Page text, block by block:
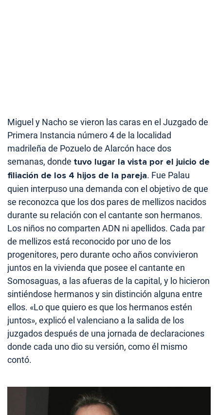
Miguel y Nacho se vieron las caras en el Juzgado de
Primera Instancia número 4 de la localidad
madrileña de Pozuelo de Alarcón hace dos
semanas, donde tuvo lugar la vista por el juicio de
filiación de los 4 hijos de la pareja. Fue Palau
quien interpuso una demanda con el objetivo de que
se reconozca que los dos pares de mellizos nacidos
durante su relación con el cantante son hermanos.
Los niños no comparten ADN ni apellidos. Cada par
de mellizos está reconocido por uno de los
progenitores, pero durante ocho años convivieron
juntos en la vivienda que posee el cantante en
Somosaguas, a las afueras de la capital, y lo hicieron
sintiéndose hermanos y sin distinción alguna entre
ellos. «Lo que quiero es que los hermanos estén
juntos», explicó el valenciano a la salida de los
juzgados después de una jornada de declaraciones
donde cada uno dio su versión, como él mismo
contó.